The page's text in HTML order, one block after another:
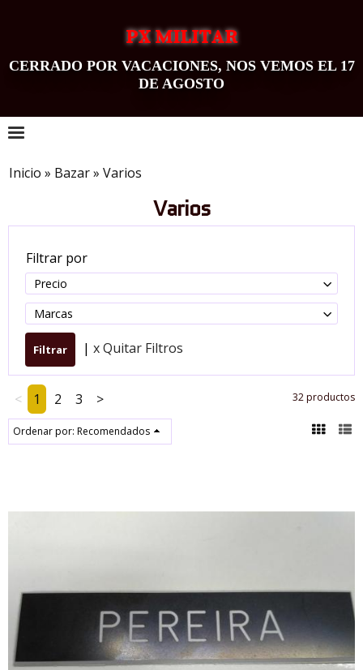
PX MILITAR
CERRADO POR VACACIONES, NOS VEMOS EL 17
DE AGOSTO
Inicio » Bazar» Varios
Varios
Filtrar por
Precio
Marcas
| x Quitar Filtros
< 1 2 3 > 32 productos
Ordenar por: Recomendados